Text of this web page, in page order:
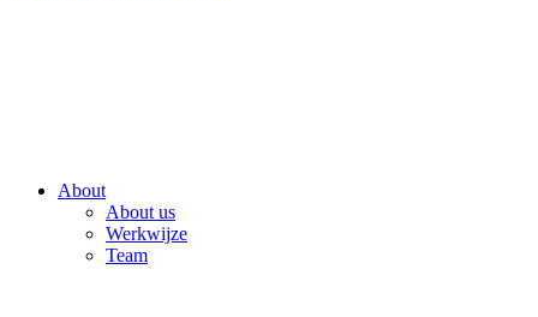
About
About us
Werkwijze
Team